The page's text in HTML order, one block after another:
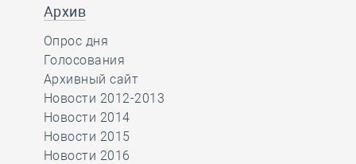
Архив
Опрос дня
Голосования
Архивный сайт
Новости 2012-2013
Новости 2014
Новости 2015
Новости 2016